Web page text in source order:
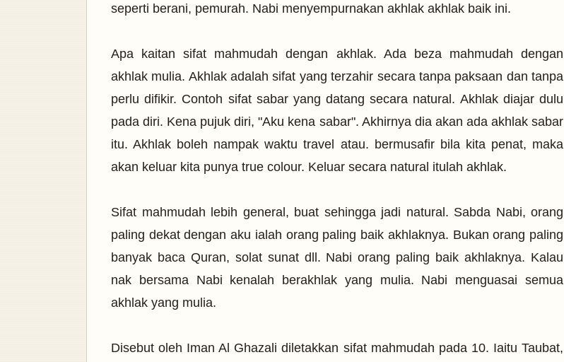
seperti berani, pemurah. Nabi menyempurnakan akhlak akhlak baik ini.
Apa kaitan sifat mahmudah dengan akhlak. Ada beza mahmudah dengan
akhlak mulia. Akhlak adalah sifat yang terzahir secara tanpa paksaan dan tanpa
perlu difikir. Contoh sifat sabar yang datang secara natural. Akhlak diajar dulu
pada diri. Kena pujuk diri, "Aku kena sabar". Akhirnya dia akan ada akhlak sabar
itu. Akhlak boleh nampak waktu travel atau. bermusafir bila kita penat, maka
akan keluar kita punya true colour. Keluar secara natural itulah akhlak.
Sifat mahmudah lebih general, buat sehingga jadi natural. Sabda Nabi, orang
paling dekat dengan aku ialah orang paling baik akhlaknya. Bukan orang paling
banyak baca Quran, solat sunat dll. Nabi orang paling baik akhlaknya. Kalau
nak bersama Nabi kenalah berakhlak yang mulia. Nabi menguasai semua
akhlak yang mulia.
Disebut oleh Iman Al Ghazali diletakkan sifat mahmudah pada 10. Iaitu Taubat,